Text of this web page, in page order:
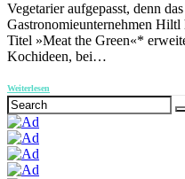
Vegetarier aufgepasst, denn
Gastronomieunternehmen
Titel »Meat the Green«*
Kochideen, bei…
Weiterlesen